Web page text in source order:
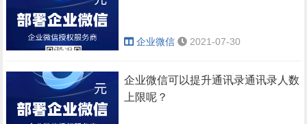
企业微信 2021-07-30
企业微信可以提升通讯录通讯录人数
上限呢？